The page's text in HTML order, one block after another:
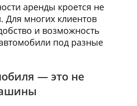
аренды кроется не
Для многих клиентов
и возможность
под разные
— это не